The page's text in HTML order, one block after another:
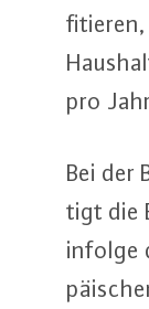
fi­tie­ren,
pro
Bei der
tigt die
infolge